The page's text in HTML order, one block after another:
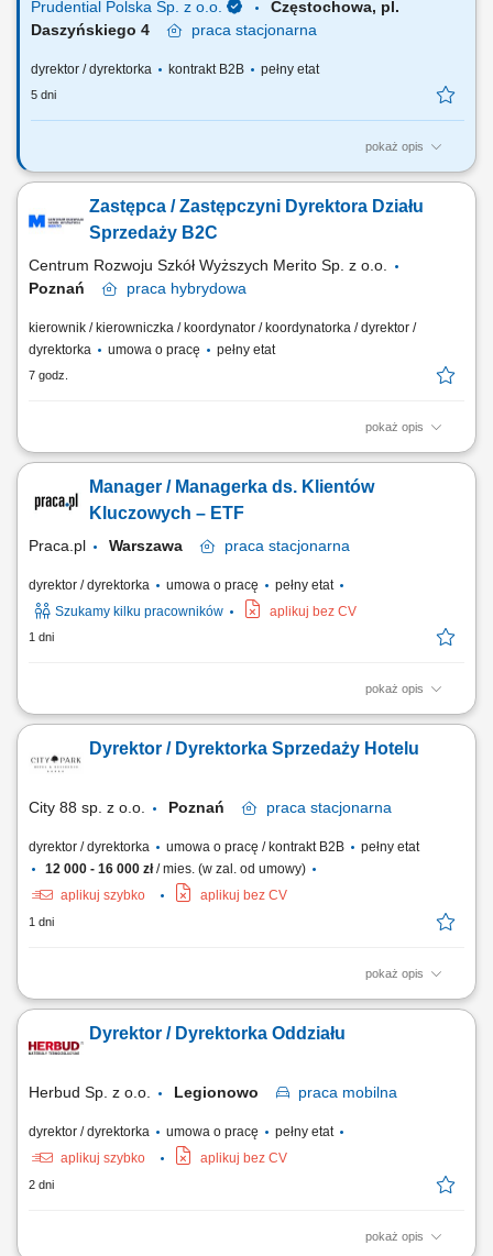
Prudential Polska Sp. z o.o.
Częstochowa, pl.
Daszyńskiego 4
praca stacjonarna
dyrektor / dyrektorka kontrakt B2B pełny etat
5 dni
pokaż opis
Za co będziesz odpowiadać: własny biznes przychodowy i zarządzanie
Planowania Finansowego oraz Menedżerów, budowanie portfela
Klientów poprzez aktywną sprzedaż własną, zapewnienie wsparcia
Zastępca / Zastępczyni Dyrektora Działu
Sprzedaży B2C
Centrum Rozwoju Szkół Wyższych Merito Sp. z o.o.
Poznań
praca hybrydowa
kierownik / kierowniczka / koordynator / koordynatorka / dyrektor /
dyrektorka
umowa o pracę pełny etat
7 godz.
pokaż opis
Zakres obowiązków: Współtworzenie i realizacja strategii sprzedaży
oraz inicjatyw wspierających rozwój sprzedaży. Tworzenie polityk
sprzedażowych i cenowych (w tym narzędzi do promocji).
Manager / Managerka ds. Klientów
Kluczowych – ETF
Praca.pl Warszawa praca stacjonarna
dyrektor / dyrektorka umowa o pracę
pełny etat
Szukamy kilku pracowników
aplikuj bez CV
1 dni
pokaż opis
Opis stanowiska Odpowiedzialność za rozwój biznesu w obszarze
instytucjonalnymi oraz partnerami biznesowymi. Realizacja strategii
sprzedażowej i zwiększanie wartości aktywów powierzonych produktów.
Dyrektor / Dyrektorka Sprzedaży Hotelu
City 88 sp. z o.o. Poznań praca stacjonarna
dyrektor / dyrektorka umowa o pracę / kontrakt B2B
pełny etat
12 000 - 16 000 zł/ mies. (w zal. od umowy)
aplikuj szybko
aplikuj bez CV
1 dni
pokaż opis
Odpowiedzialność za realizację strategii sprzedażowej hotelu oraz
konferencji, eventów, gastronomii i usług dodatkowych; Aktywne
pozyskiwanie nowych klientów w segmentach corporate, MICE, leisure,
Dyrektor / Dyrektorka Oddziału
Herbud Sp. z o.o. Legionowo praca mobilna
dyrektor / dyrektorka umowa o pracę
pełny etat
aplikuj szybko
aplikuj bez CV
2 dni
pokaż opis